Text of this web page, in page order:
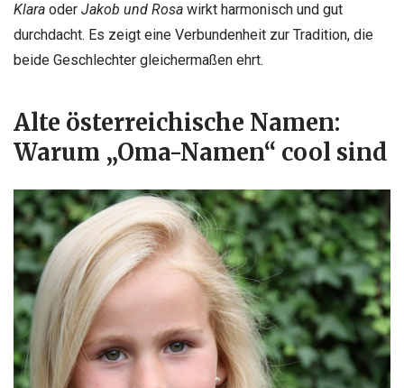
Klara oder Jakob und Rosa wirkt harmonisch und gut
durchdacht. Es zeigt eine Verbundenheit zur Tradition, die
beide Geschlechter gleichermaßen ehrt.
Alte österreichische Namen:
Warum „Oma-Namen“ cool sind